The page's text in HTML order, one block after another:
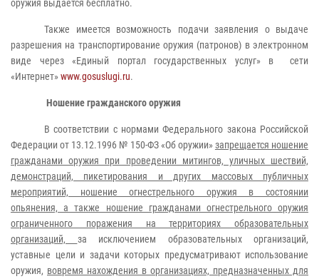
оружия выдается бесплатно.
Также имеется возможность подачи заявления о выдаче
разрешения на транспортирование оружия (патронов) в электронном
виде через «Единый портал государственных услуг» в сети
«Интернет»www.gosuslugi.ru.
Ношение гражданского оружия
В соответствии с нормами Федерального закона Российской
Федерации от 13.12.1996 № 150-ФЗ «Об оружии»запрещается ношение
гражданами оружия при проведении митингов, уличных шествий,
демонстраций, пикетирования и других массовых публичных
мероприятий, ношение огнестрельного оружия в состоянии
опьянения, а также ношение гражданами огнестрельного оружия
ограниченного поражения на территориях образовательных
организаций, за исключением образовательных организаций,
уставные цели и задачи которых предусматривают использование
оружия, вовремя нахождения в организациях, предназначенных для